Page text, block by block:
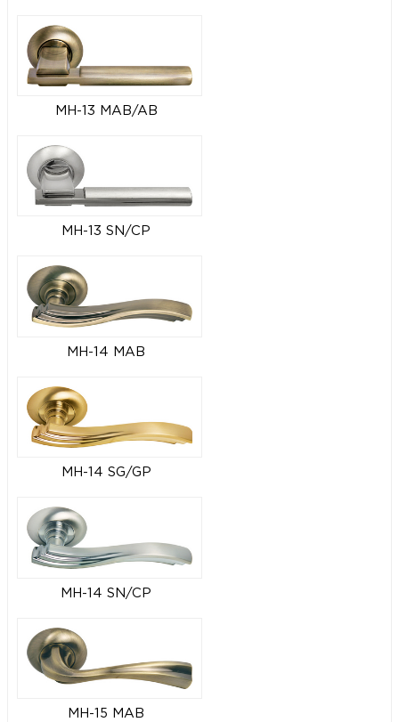
MH-13 MAB/AB
MH-13 SN/CP
MH-14 MAB
MH-14 SG/GP
MH-14 SN/CP
MH-15 MAB